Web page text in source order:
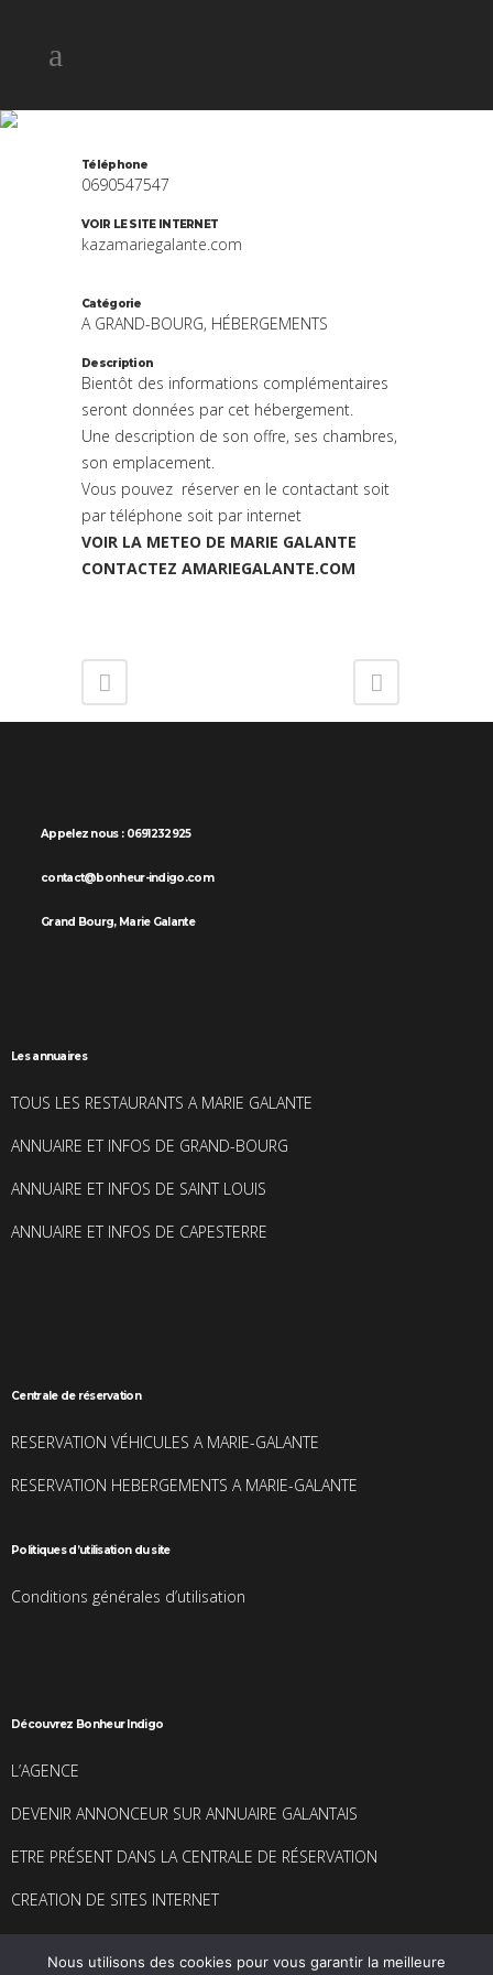
Téléphone
0690547547
VOIR LE SITE INTERNET
kazamariegalante.com
Catégorie
A GRAND-BOURG, HÉBERGEMENTS
Description
Bientôt des informations complémentaires
seront données par cet hébergement.
Une description de son offre, ses chambres,
son emplacement.
Vous pouvez réserver en le contactant soit
par téléphone soit par internet
VOIR LA METEO DE MARIE GALANTE
CONTACTEZ AMARIEGALANTE.COM
Appelez nous : 0691232925
contact@bonheur-indigo.com
Grand Bourg, Marie Galante
Les annuaires
TOUS LES RESTAURANTS A MARIE GALANTE
ANNUAIRE ET INFOS DE GRAND-BOURG
ANNUAIRE ET INFOS DE SAINT LOUIS
ANNUAIRE ET INFOS DE CAPESTERRE
Centrale de réservation
RESERVATION VÉHICULES A MARIE-GALANTE
RESERVATION HEBERGEMENTS A MARIE-GALANTE
Politiques d’utilisation du site
Conditions générales d’utilisation
Découvrez Bonheur Indigo
L’AGENCE
DEVENIR ANNONCEUR SUR ANNUAIRE GALANTAIS
ETRE PRÉSENT DANS LA CENTRALE DE RÉSERVATION
CREATION DE SITES INTERNET
Nous utilisons des cookies pour vous garantir la meilleure